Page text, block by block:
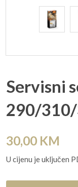
Servisni
290/
30,00 KM
U cijenu je uključen